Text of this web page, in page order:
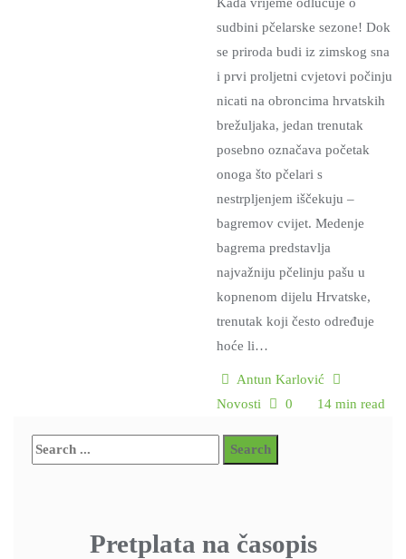
sudbini pčelarske sezone! Dok
se priroda budi iz zimskog sna
i prvi proljetni cvjetovi počinju
nicati na obroncima hrvatskih
brežuljaka, jedan trenutak
posebno označava početak
onoga što pčelari s
nestrpljenjem iščekuju –
bagremov cvijet. Medenje
bagrema predstavlja
najvažniju pčelinju pašu u
kopnenom dijelu Hrvatske,
trenutak koji često određuje
hoće li…
Antun Karlović
Novosti
0 14 min read
Pretplata na časopis